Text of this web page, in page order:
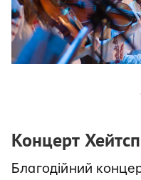
Концерт
Благодійний